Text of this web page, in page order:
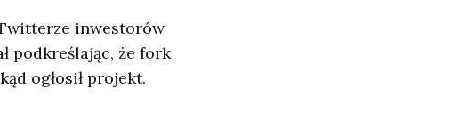
inwestorów
podkreślając, że fork
ogłosił projekt.